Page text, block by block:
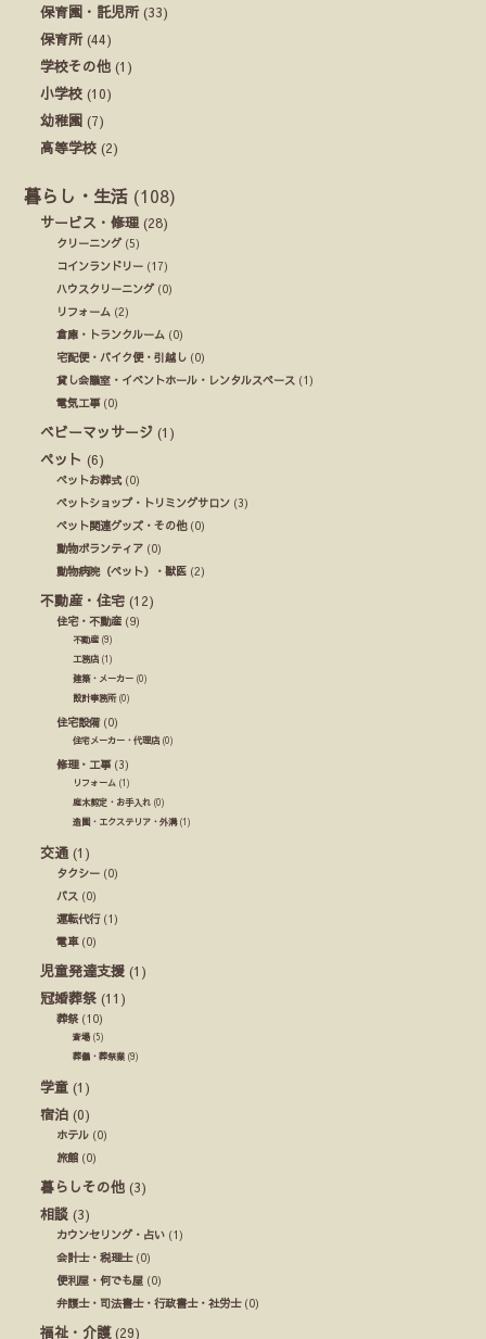
保育園・託児所(33)
保育所(44)
学校その他 (1)
小学校 (10)
幼稚園 (7)
高等学校 (2)
暮らし・生活 (108)
サービス・修理 (28)
クリーニング(5)
コインランドリー (17)
ハウスクリーニング(0)
リフォーム (2)
倉庫・トランクルーム (0)
宅配便・バイク便・引越し (0)
貸し会議室・イベントホール・レンタルスペース (1)
電気工事(0)
ベビーマッサージ (1)
ペット (6)
ペットお葬式(0)
ペットショップ・トリミングサロン (3)
ペット関連グッズ・その他(0)
動物ボランティア (0)
動物病院（ペット）・獣医 (2)
不動産・住宅 (12)
住宅・不動産 (9)
不動産 (9)
工務店 (1)
建築・メーカー (0)
設計事務所(0)
住宅設備(0)
住宅メーカー・代理店 (0)
修理・工事(3)
リフォーム (1)
庭木剪定・お手入れ (0)
造園・エクステリア・外溝(1)
交通 (1)
タクシー (0)
バス (0)
運転代行(1)
電車(0)
児童発達支援 (1)
冠婚葬祭 (11)
葬祭(10)
斎場(5)
葬儀・葬祭業 (9)
学童 (1)
宿泊 (0)
ホテル (0)
旅館 (0)
暮らしその他 (3)
相談 (3)
カウンセリング・占い (1)
会計士・税理士(0)
便利屋・何でも屋 (0)
弁護士・司法書士・行政書士・社労士(0)
福祉・介護(29)